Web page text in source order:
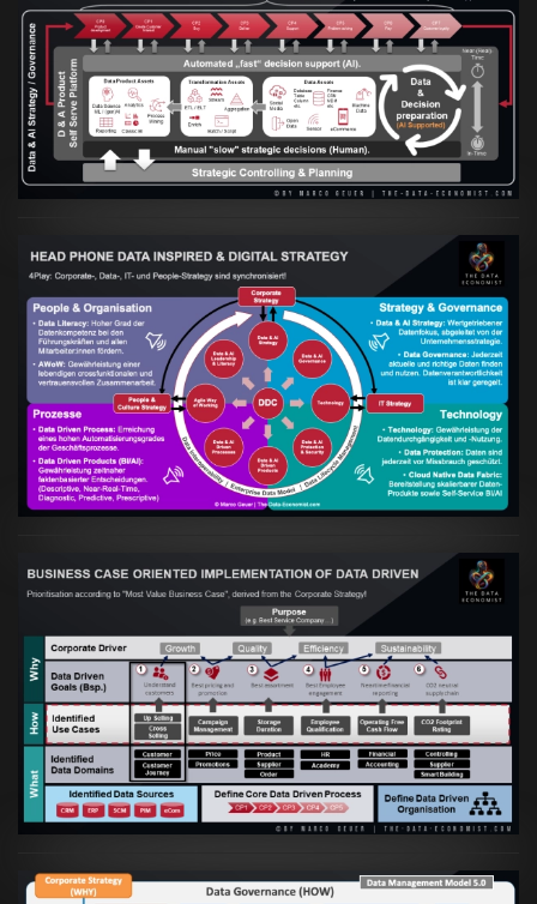
Artikel:Prozesse und Daten müssen Hand
in Hand gehen
VIEW
Artikel:Kennst Du schon die "Head Phone
Data Driven Strategy"?
VIEW
Artikel:
Business Case orientierte
Etablierung einer Data Driven Company
VIEW